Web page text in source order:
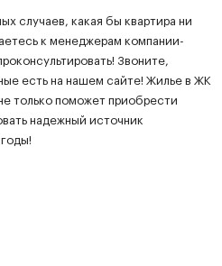
случаев, какая бы квартира ни
к менеджерам компании-
Звоните,
есть на нашем сайте! Жилье в ЖК
только поможет приобрести
надежный источник